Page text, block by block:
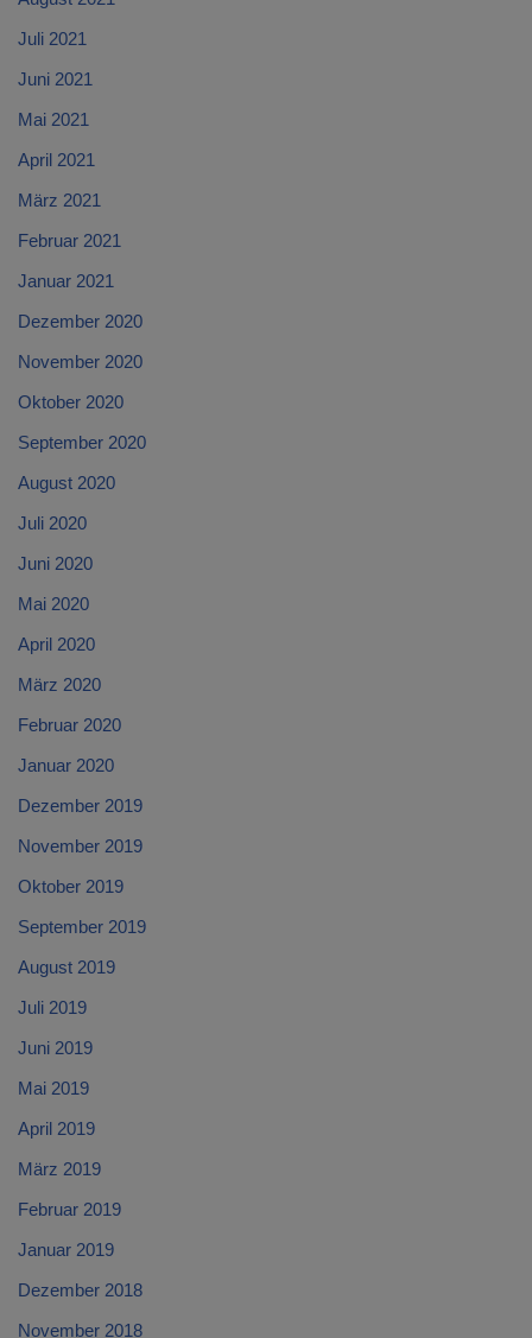
Juli 2021
Juni 2021
Mai 2021
April 2021
März 2021
Februar 2021
Januar 2021
Dezember 2020
November 2020
Oktober 2020
September 2020
August 2020
Juli 2020
Juni 2020
Mai 2020
April 2020
März 2020
Februar 2020
Januar 2020
Dezember 2019
November 2019
Oktober 2019
September 2019
August 2019
Juli 2019
Juni 2019
Mai 2019
April 2019
März 2019
Februar 2019
Januar 2019
Dezember 2018
November 2018